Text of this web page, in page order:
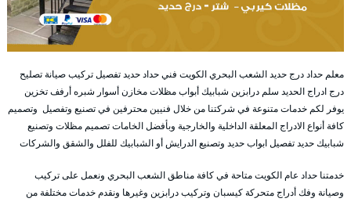
معلم حداد درج حديد الشعب البحري الكويت فني حداد حديد تفصيل تركيب صيانة تصليح
درج ادراج الحديد سلم درابزين شبابيك أبواب مظلات مخازن أسوار شبره أرفف تخزين
يوفر لكم خدمات متنوعة في شركتنا من خلال فنيين محترفين في تصنيع وتفصيل وتصميم
كافة أنواع الادراج المعلقة الداخلية والخارجية وبأفضل الخامات تصميم مظلات وتصنيع
شبابيك حديد تفصيل ابواب حديد وتصنيع الدرايش أو الشبابيك للفلل والشقق والشركات
خدمتنا حداد عام الكويت متاحة في كافة مناطق الشعب البحري ونعمل على تركيب
وصيانة وفك أدراج متحركة كيسبان وتركيب درابزين وغيرها ونقدم خدمات مختلفة من